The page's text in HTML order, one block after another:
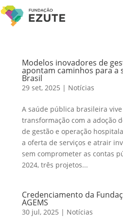
Modelos inovadores de
apontam caminhos para a
Brasil
29 set, 2025 | Notícias
A saúde pública brasileira
transformação com a adoção
de gestão e operação
a oferta de serviços e atrair
sem comprometer as contas
2024, três projetos...
Credenciamento da
AGEMS
30 jul, 2025 | Notícias